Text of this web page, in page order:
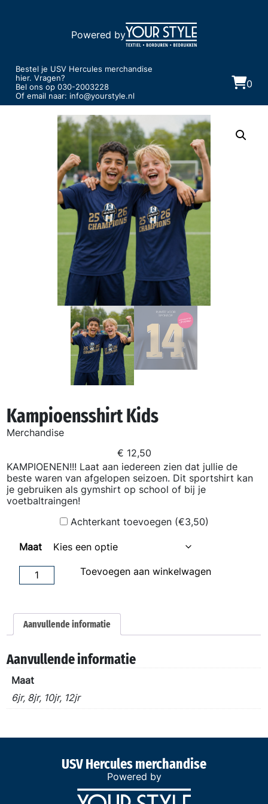
Powered by
Bestel je USV Hercules merchandise
hier. Vragen?
Bel ons op030-2003228
Of email naar: info@yourstyle.nl
0
Kampioensshirt Kids
Merchandise
€ 12,50
KAMPIOENEN!!! Laat aan iedereen zien dat jullie de
beste waren van afgelopen seizoen. Dit sportshirt kan
je gebruiken als gymshirt op school of bij je
voetbaltraingen!
Achterkant toevoegen (€3,50)
Maat
Kampioensshirt
Kids
Toevoegen aan winkelwagen
Aanvullende informatie
Aanvullende informatie
Maat
6jr, 8jr, 10jr, 12jr
USV Hercules merchandise
Powered by